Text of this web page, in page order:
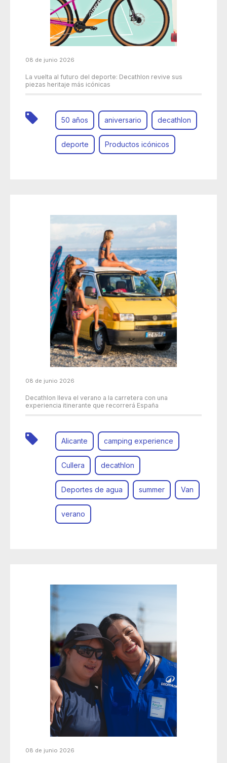
08 de junio 2026
La vuelta al futuro del deporte: Decathlon revive sus
piezas heritaje más icónicas
50 años aniversario decathlon
deporte Productos icónicos
08 de junio 2026
Decathlon lleva el verano a la carretera con una
experiencia itinerante que recorrerá España
Alicante camping experience
Cullera decathlon
Deportes de agua summer Van
verano
08 de junio 2026